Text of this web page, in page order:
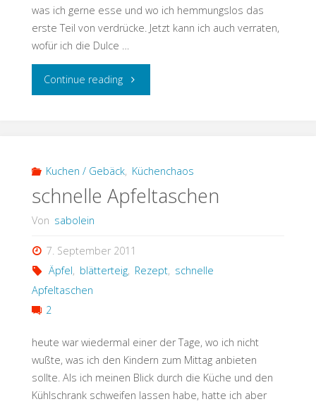
was ich gerne esse und wo ich hemmungslos das
erste Teil von verdrücke. Jetzt kann ich auch verraten,
wofür ich die Dulce …
Continue reading"Hey,
Du
Napoleonschnitte"
Kuchen / Gebäck, Küchenchaos
schnelle Apfeltaschen
Von sabolein
7. September 2011
Äpfel, blätterteig, Rezept, schnelle
Apfeltaschen
2
heute war wiedermal einer der Tage, wo ich nicht
wußte, was ich den Kindern zum Mittag anbieten
sollte. Als ich meinen Blick durch die Küche und den
Kühlschrank schweifen lassen habe, hatte ich aber